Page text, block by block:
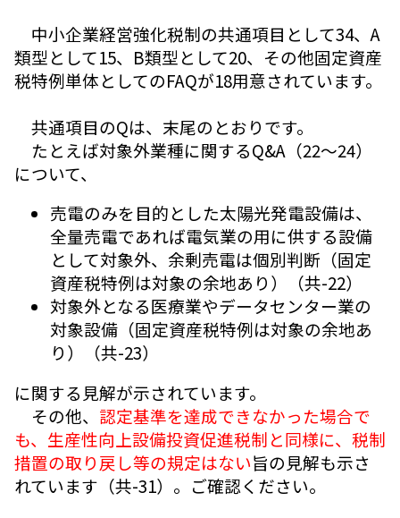
中小企業経営強化税制の共通項目として34、A
類型として15、B類型として20、その他固定資産
税特例単体としてのFAQが18用意されています。
共通項目のQは、末尾のとおりです。
たとえば対象外業種に関するQ&A（22～24）
について、
売電のみを目的とした太陽光発電設備は、
全量売電であれば電気業の用に供する設備
として対象外、余剰売電は個別判断（固定
資産税特例は対象の余地あり）（共-22）
対象外となる医療業やデータセンター業の
対象設備（固定資産税特例は対象の余地あ
り）（共-23）
に関する見解が示されています。
その他、 認定基準を達成できなかった場合で
も、生産性向上設備投資促進税制と同様に、税制
措置の取り戻し等の規定はない旨の見解も示さ
れています（共-31）。ご確認ください。